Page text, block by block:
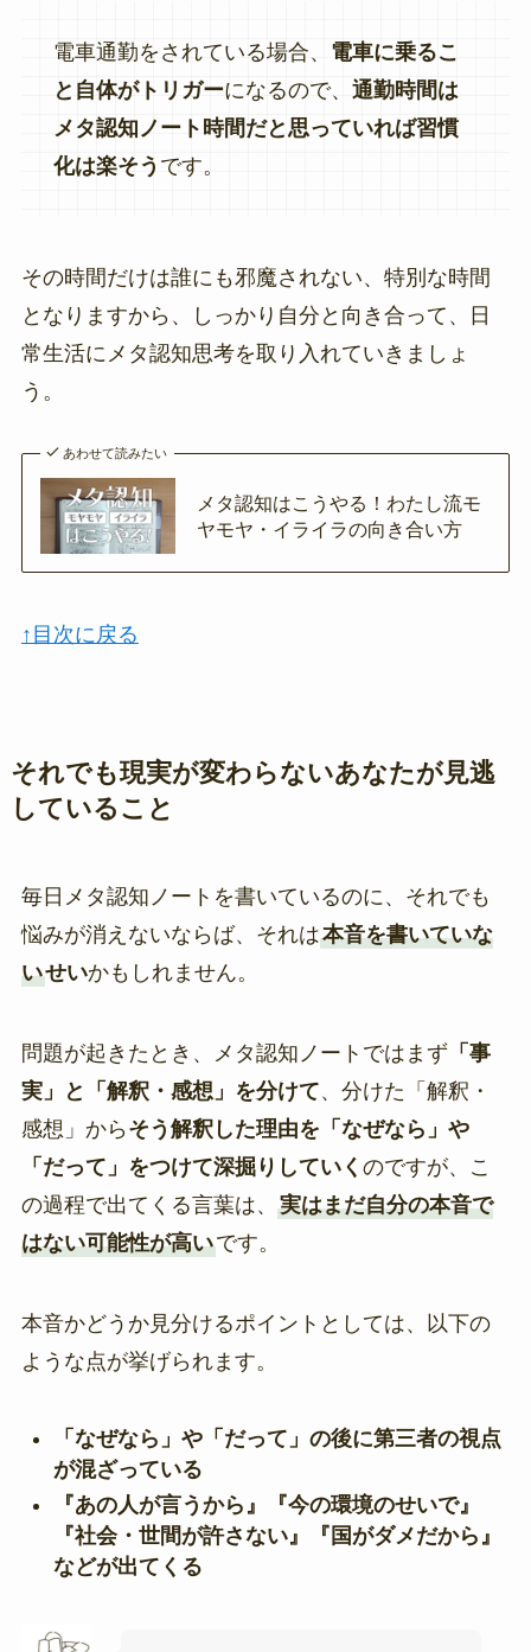
電車通勤をされている場合、 電車に乗るこ
と自体がトリガーになるので、 通勤時間は
メタ認知ノート時間だと思っていれば習慣
化は楽そう です。
その時間だけは誰にも邪魔されない、特別な時間
となりますから、しっかり自分と向き合って、日
常生活にメタ認知思考を取り入れていきましょ
う。
あわせて読みたい
メタ認知はこうやる！わたし流モ
ヤモヤ・イライラの向き合い方
↑目次に戻る
それでも現実が変わらないあなたが見逃
していること
毎日メタ認知ノートを書いているのに、それでも
悩みが消えないならば、それは本音を書いていな
いせいかもしれません。
問題が起きたとき、メタ認知ノートではまず「事
実」と「解釈・感想」を分けて、分けた「解釈・
感想」から そう解釈した理由を「なぜなら」や
「だって」をつけて深掘りしていく のですが、こ
の過程で出てくる言葉は、 実はまだ自分の本音で
はない可能性が高いです。
本音かどうか見分けるポイントとしては、以下の
ような点が挙げられます。
「なぜなら」や「だって」の後に第三者の視点
が混ざっている
『あの人が言うから』『今の環境のせいで』
『社会・世間が許さない』『国がダメだから』
などが出てくる